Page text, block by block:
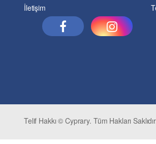
İletişim
Telif Hakkı © Cyprary. Tüm Hakları